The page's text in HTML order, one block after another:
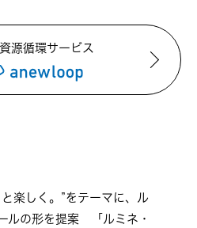
源循環サービス
楽しく。”をテーマに、ル
ルの形を提案 「ルミネ・